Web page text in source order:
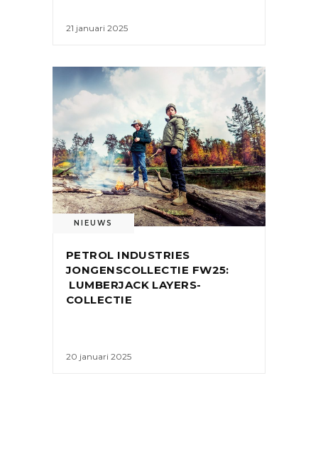
21 januari 2025
NIEUWS
PETROL INDUSTRIES
JONGENSCOLLECTIE FW25:
LUMBERJACK LAYERS-
COLLECTIE
20 januari 2025